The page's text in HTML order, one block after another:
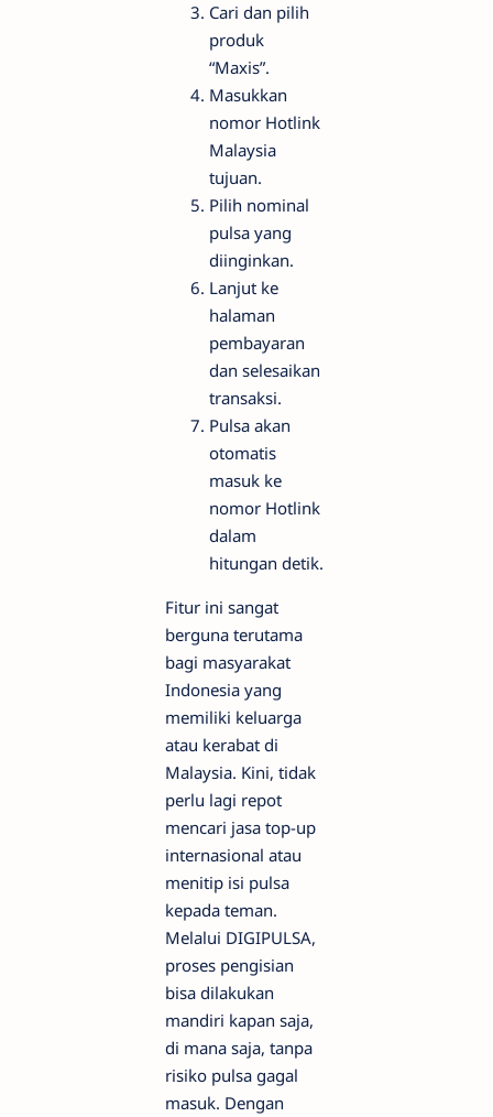
Cari dan pilih
produk
“Maxis”.
Masukkan
nomor Hotlink
Malaysia
tujuan.
Pilih nominal
pulsa yang
diinginkan.
Lanjut ke
halaman
pembayaran
dan selesaikan
transaksi.
Pulsa akan
otomatis
masuk ke
nomor Hotlink
dalam
hitungan detik.
Fitur ini sangat
berguna terutama
bagi masyarakat
Indonesia yang
memiliki keluarga
atau kerabat di
Malaysia. Kini, tidak
perlu lagi repot
mencari jasa top-up
internasional atau
menitip isi pulsa
kepada teman.
Melalui DIGIPULSA,
proses pengisian
bisa dilakukan
mandiri kapan saja,
di mana saja, tanpa
risiko pulsa gagal
masuk. Dengan